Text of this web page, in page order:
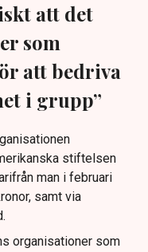
att det
som
att bedriva
i grupp”
stiftelsen
man i februari
samt via
organisationer som